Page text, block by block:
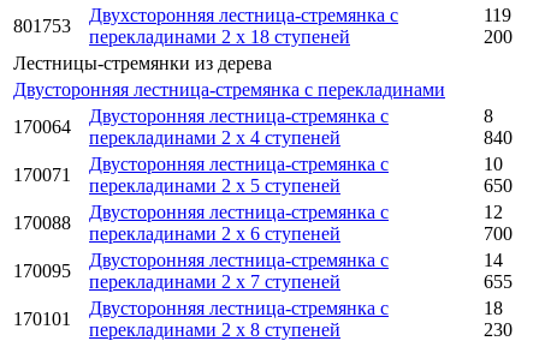
801753
Двухсторонняя лестница-стремянка с
перекладинами 2 x 18 ступеней
119
200
Лестницы-стремянки из дерева
Двусторонняя лестница-стремянка с перекладинами
170064
Двусторонняя лестница-стремянка с
перекладинами 2 x 4 ступеней
8
840
170071
Двусторонняя лестница-стремянка с
перекладинами 2 x 5 ступеней
10
650
170088
Двусторонняя лестница-стремянка с
перекладинами 2 x 6 ступеней
12
700
170095
Двусторонняя лестница-стремянка с
перекладинами 2 x 7 ступеней
14
655
170101
Двусторонняя лестница-стремянка с
перекладинами 2 x 8 ступеней
18
230